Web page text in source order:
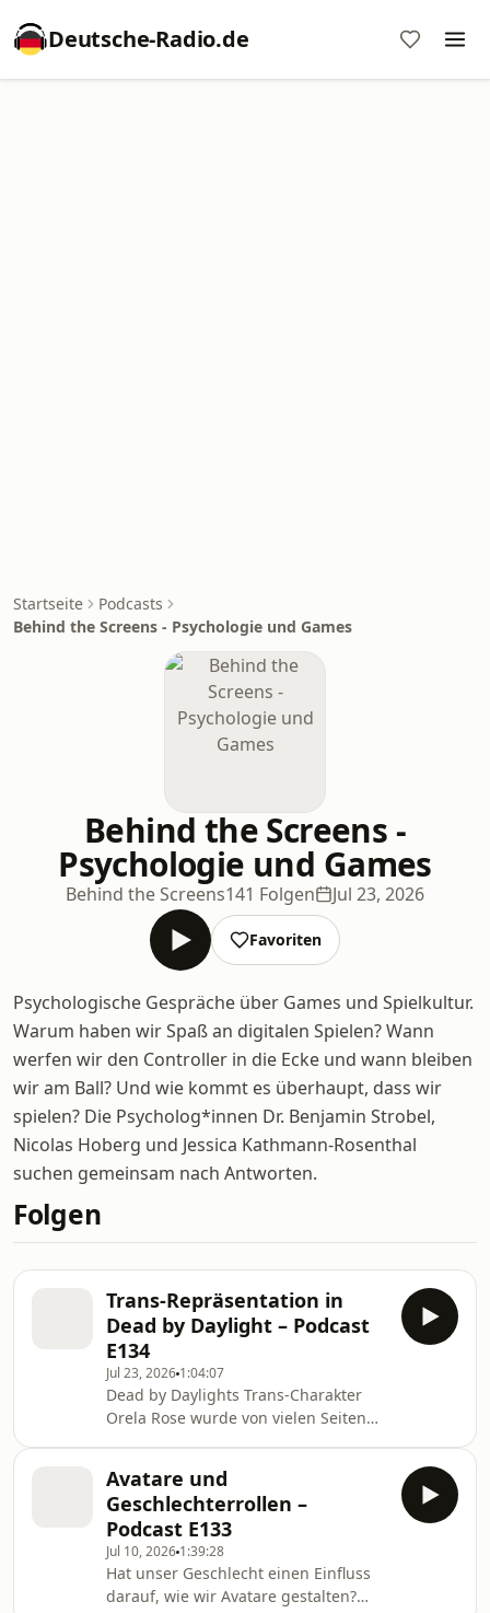
Deutsche-Radio.de
Startseite
Podcasts
Behind the Screens - Psychologie und Games
Behind the Screens -
Psychologie und Games
Behind the Screens141 Folgen Jul 23, 2026
Favoriten
Psychologische Gespräche über Games und Spielkultur.
Warum haben wir Spaß an digitalen Spielen? Wann
werfen wir den Controller in die Ecke und wann bleiben
wir am Ball? Und wie kommt es überhaupt, dass wir
spielen? Die Psycholog*innen Dr. Benjamin Strobel,
Nicolas Hoberg und Jessica Kathmann-Rosenthal
suchen gemeinsam nach Antworten.
Folgen
Trans-Repräsentation in
Dead by Daylight – Podcast
E134
Jul 23, 2026 1:04:07
Dead by Daylights Trans-Charakter
Orela Rose wurde von vielen Seiten
solcher Charakter entsteht, konnten
wir mit dem Creative Director des
Spiels, Dave Richard, besprechen. Viel
Spaß!... Der Beitrag Trans-
Repräsentation in Dead by Daylight –
Podcast E134 erschien zuerst auf
Avatare und
Geschlechterrollen –
Podcast E133
Jul 10, 2026 1:39:28
Hat unser Geschlecht einen Einfluss
darauf, wie wir Avatare gestalten?